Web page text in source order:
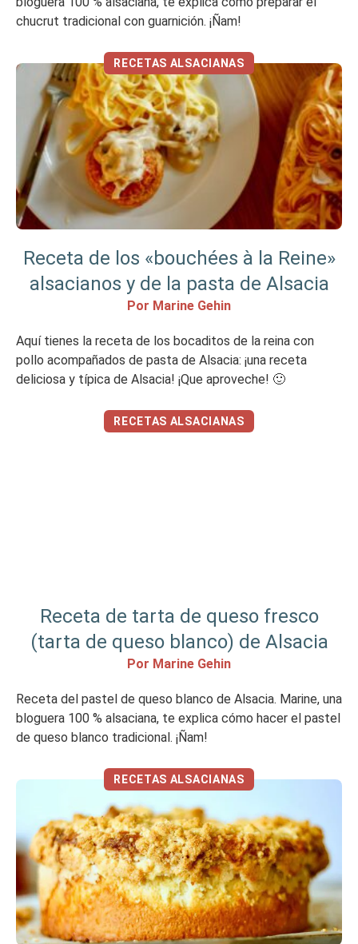
chucrut tradicional con guarnición. ¡Ñam!
RECETAS ALSACIANAS
Receta de los «bouchées à la Reine»
alsacianos y de la pasta de Alsacia
Por Marine Gehin
Aquí tienes la receta de los bocaditos de la reina con
pollo acompañados de pasta de Alsacia: ¡una receta
deliciosa y típica de Alsacia! ¡Que aproveche! 🙂
RECETAS ALSACIANAS
Receta de tarta de queso fresco
(tarta de queso blanco) de Alsacia
Por Marine Gehin
Receta del pastel de queso blanco de Alsacia. Marine, una
bloguera 100 % alsaciana, te explica cómo hacer el pastel
de queso blanco tradicional. ¡Ñam!
RECETAS ALSACIANAS